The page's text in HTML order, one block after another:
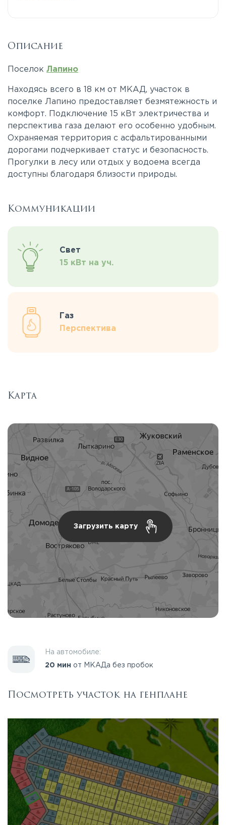
Описание
Поселок Лапино
Находясь всего в 18 км от МКАД, участок в
поселке Лапино предоставляет безмятежность и
комфорт. Подключение 15 кВт электричества и
перспектива газа делают его особенно удобным.
Охраняемая территория с асфальтированными
дорогами подчеркивает статус и безопасность.
Прогулки в лесу или отдых у водоема всегда
доступны благодаря близости природы.
Коммуникации
Свет
15 кВт на уч.
Газ
Перспектива
Карта
Загрузить карту
На автомобиле:
20 мин от МКАДа без пробок
Посмотреть участок на генплане